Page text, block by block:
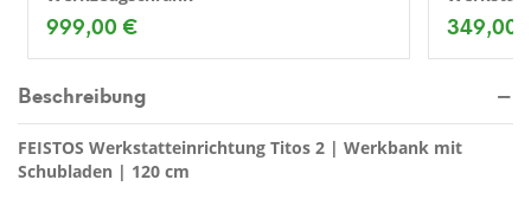
999,00 € 349,00
Beschreibung
FEISTOS Werkstatteinrichtung Titos 2 | Werkbank mit
Schubladen | 120 cm